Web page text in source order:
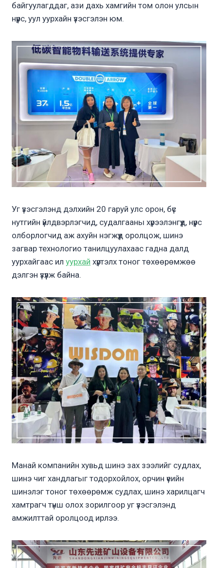
байгуулагддаг, ази дахь хамгийн том олон улсын
нүүрс, уул уурхайн үзэсгэлэн юм.
Уг үзэсгэлэнд дэлхийн 20 гаруй улс орон, бүс
нутгийн үйлдвэрлэгчид, судалгааны хүрээлэнгүүд, нүүрс
олборлогчид аж ахуйн нэгжүүд оролцож, шинэ
загвар технологио танилцуулахаас гадна далд
уурхайгаас ил уурхай хүртэлх тоног төхөөрөмжөө
дэлгэн үзүүлж байна.
Манай компанийн хувьд шинэ зах зээлийг судлах,
шинэ чиг хандлагыг тодорхойлох, орчин үеийн
шинэлэг тоног төхөөрөмж судлах, шинэ харилцагч
хамтрагч түнш олох зорилгоор уг үзэсгэлэнд
амжилттай оролцоод ирлээ.